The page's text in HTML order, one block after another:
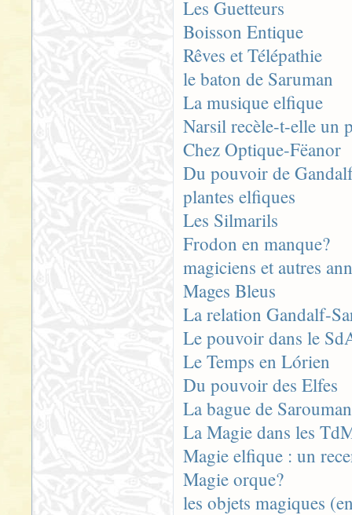
Les Guetteurs
Boisson Entique
Rêves et Télépathie
le baton de Saruman
La musique elfique
Narsil recèle-t-elle un
Chez Optique-Fëanor
Du pouvoir de
plantes elfiques
Les Silmarils
Frodon en manque?
magiciens et autres
Mages Bleus
La relation Gandalf-
Le pouvoir dans le
Le Temps en Lórien
Du pouvoir des Elfes
La bague de
La Magie dans les
Magie elfique : un
Magie orque?
les objets magiques